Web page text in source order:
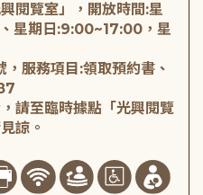
閱覽室」，開放時間:星
星期日:9:00~17:00，星
服務項目:領取預約書、
請至臨時據點「光興閱覽
諒。